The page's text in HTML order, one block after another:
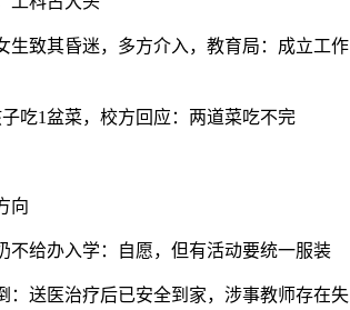
生致其昏迷，多方介入，教育局：成立工作
吃1盆菜，校方回应：两道菜吃不完
向
不给办入学：自愿，但有活动要统一服装
：送医治疗后已安全到家，涉事教师存在失